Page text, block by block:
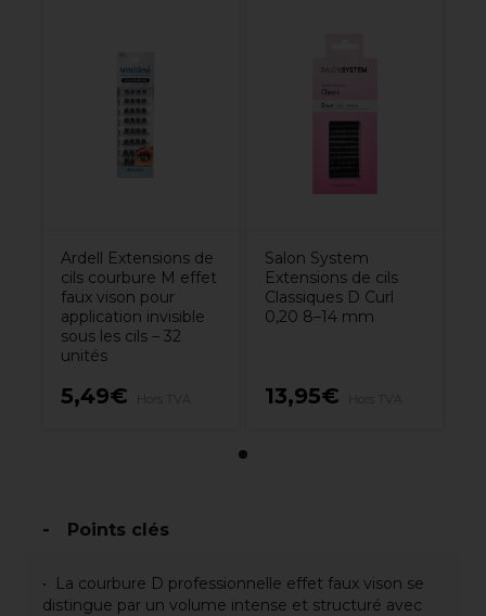
Ardell Extensions de
cils courbure M effet
faux vison pour
application invisible
sous les cils – 32
unités
5,49€
Salon System
Extensions de cils
Classiques D Curl
0,20 8–14 mm
13,95€
Points clés
La courbure D professionnelle effet faux vison se
distingue par un volume intense et structuré avec